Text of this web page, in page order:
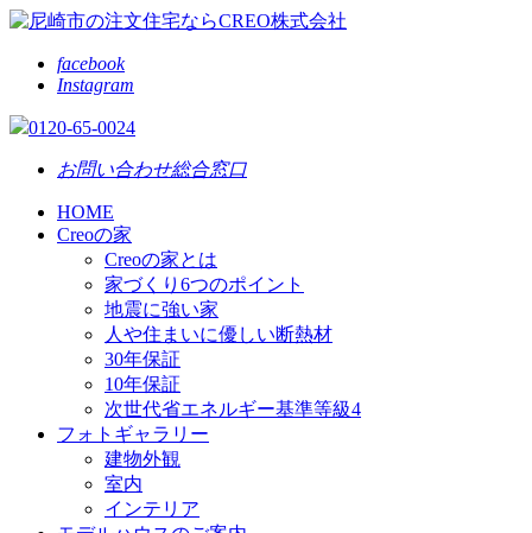
facebook
Instagram
0120-65-0024
お問い合わせ総合窓口
HOME
Creoの家
Creoの家とは
家づくり6つのポイント
地震に強い家
人や住まいに優しい断熱材
30年保証
10年保証
次世代省エネルギー基準等級4
フォトギャラリー
建物外観
室内
インテリア